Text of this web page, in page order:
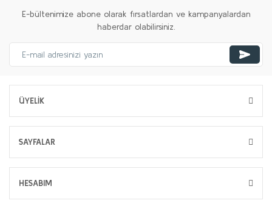
E-bültenimize abone olarak fırsatlardan ve kampanyalardan
haberdar olabilirsiniz.
ÜYELİK
SAYFALAR
HESABIM